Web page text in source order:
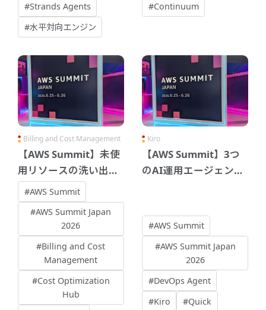
#Strands Agents
#水平対向エンジン
#Continuum
Billing and Cost Management
【AWS Summit】未使
用リソースの洗い出
し、どのツールを使
う？3つのアプローチ
を知った話
#AWS Summit
#AWS Summit Japan
2026
#Billing and Cost
Management
#Cost Optimization
Hub
Kiro
【AWS Summit】3つ
のAI運用エージェント
Quick
#AWS Summit
#AWS Summit Japan
2026
#DevOps Agent
#Kiro
#Quick